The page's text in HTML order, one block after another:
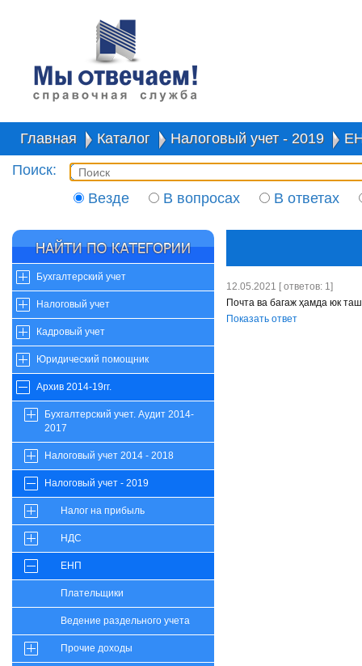
Главная Каталог Налоговый учет - 2019
Поиск:
Везде
В вопросах В ответах
Бухгалтерский учет
Налоговый учет
Кадровый учет
Юридический помощник
Архив 2014-19гг.
Бухгалтерский учет. Аудит 2014-
2017
Налоговый учет 2014 - 2018
Налоговый учет - 2019
Налог на прибыль
НДС
ЕНП
Плательщики
Ведение раздельного учета
Прочие доходы
12.05.2021 [ ответов: 1]
Почта ва багаж ҳамда юк
Показать ответ